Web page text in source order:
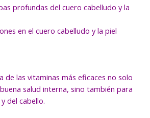
profundas del cuero cabelludo y la
en el cuero cabelludo y la piel
de las vitaminas más eficaces no solo
salud interna, sino también para
del cabello.